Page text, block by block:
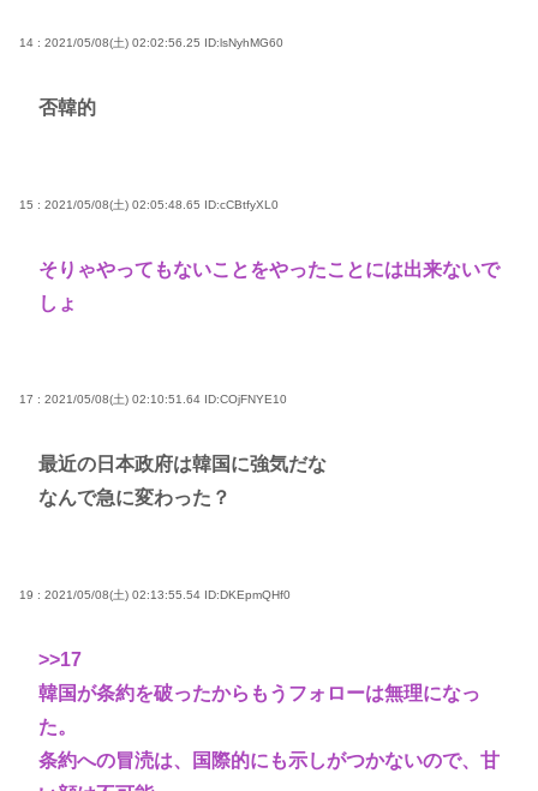
14 : 2021/05/08(土) 02:02:56.25 ID:lsNyhMG60
否韓的
15 : 2021/05/08(土) 02:05:48.65 ID:cCBtfyXL0
そりゃやってもないことをやったことには出来ないで
しょ
17 : 2021/05/08(土) 02:10:51.64 ID:COjFNYE10
最近の日本政府は韓国に強気だな
なんで急に変わった？
19 : 2021/05/08(土) 02:13:55.54 ID:DKEpmQHf0
>>17
韓国が条約を破ったからもうフォローは無理になっ
た。
条約への冒涜は、国際的にも示しがつかないので、甘